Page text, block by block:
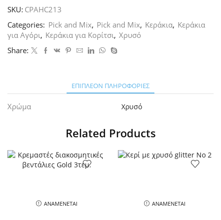
ποσότητα
SKU: CPAHC213
Categories: Pick and Mix, Pick and Mix, Κεράκια, Κεράκια
για Αγόρι, Κεράκια για Κορίτσι, Χρυσό
Share:
ΕΠΙΠΛΈΟΝ ΠΛΗΡΟΦΟΡΊΕΣ
Χρώμα Χρυσό
Related Products
ΑΝΑΜΈΝΕΤΑΙ ΑΝΑΜΈΝΕΤΑΙ